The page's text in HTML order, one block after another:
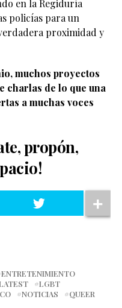
en la Regiduría
policías para un
proximidad y
muchos proyectos
charlas de lo que una
a muchas voces
propón,
ENTRETENIMIENTO
LGBT
NOTICIAS
QUEER